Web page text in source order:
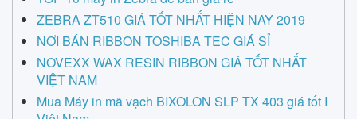
ZEBRA ZT510 GIÁ TỐT NHẤT HIỆN NAY 2019
NƠI BÁN RIBBON TOSHIBA TEC GIÁ SỈ
NOVEXX WAX RESIN RIBBON GIÁ TỐT NHẤT
VIỆT NAM
Mua Máy in mã vạch BIXOLON SLP TX 403 giá tốt I